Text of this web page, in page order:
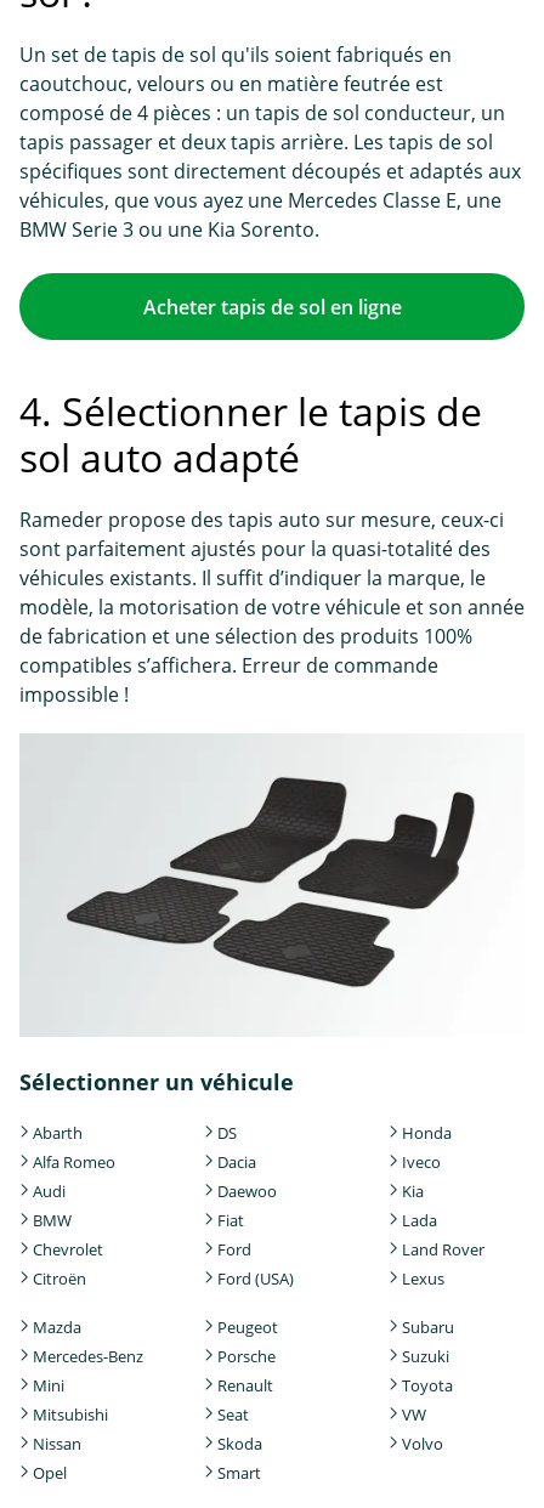
Un set de tapis de sol qu'ils soient fabriqués en
caoutchouc, velours ou en matière feutrée est
composé de 4 pièces : un tapis de sol conducteur, un
tapis passager et deux tapis arrière. Les tapis de sol
spécifiques sont directement découpés et adaptés aux
véhicules, que vous ayez une Mercedes Classe E, une
BMW Serie 3 ou une Kia Sorento.
Acheter tapis de sol en ligne
4. Sélectionner le tapis de
sol auto adapté
Rameder propose des tapis auto sur mesure, ceux-ci
sont parfaitement ajustés pour la quasi-totalité des
véhicules existants. Il suffit d’indiquer la marque, le
modèle, la motorisation de votre véhicule et son année
de fabrication et une sélection des produits 100%
compatibles s’affichera. Erreur de commande
impossible !
Sélectionner un véhicule
Abarth
Alfa Romeo
Audi
BMW
Chevrolet
Citroën
DS
Dacia
Daewoo
Fiat
Ford
Ford (USA)
Honda
Iveco
Kia
Lada
Land Rover
Lexus
Mazda
Mercedes-Benz
Mini
Mitsubishi
Nissan
Opel
Peugeot
Porsche
Renault
Seat
Skoda
Smart
Subaru
Suzuki
Toyota
VW
Volvo